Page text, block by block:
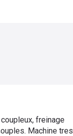
freinage
Machine tres